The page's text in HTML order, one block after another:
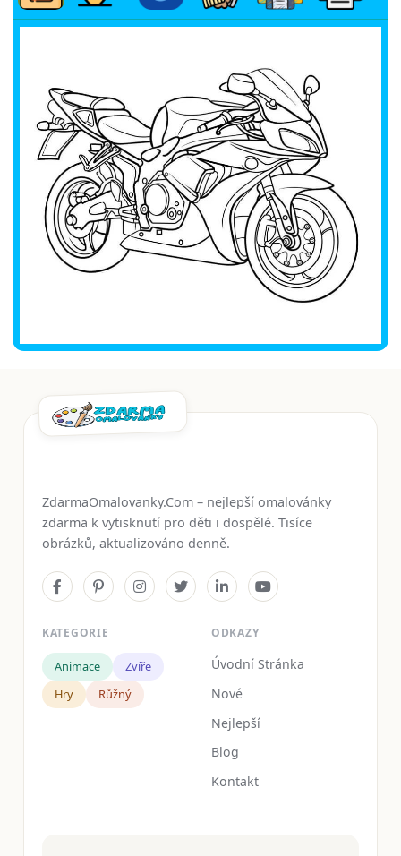
ZdarmaOmalovanky.Com – nejlepší omalovánky
zdarma k vytisknutí pro děti i dospělé. Tisíce
obrázků, aktualizováno denně.
KATEGORIE
Animace
Zvíře
Hry
Růžný
ODKAZY
Úvodní Stránka
Nové
Nejlepší
Blog
Kontakt